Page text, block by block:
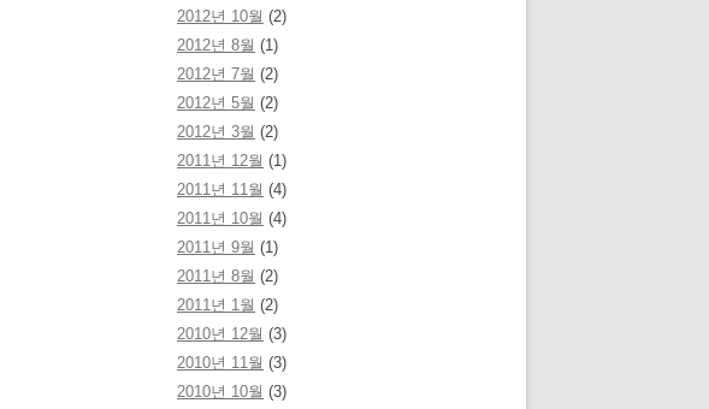
2012년 10월 (2)
2012년 8월 (1)
2012년 7월 (2)
2012년 5월 (2)
2012년 3월 (2)
2011년 12월 (1)
2011년 11월 (4)
2011년 10월 (4)
2011년 9월 (1)
2011년 8월 (2)
2011년 1월 (2)
2010년 12월 (3)
2010년 11월 (3)
2010년 10월 (3)